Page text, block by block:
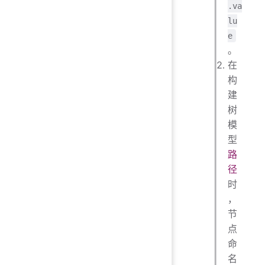
.va
lu
e
。
在
构
建
树
模
型
路
径
时
，
节
点
命
名